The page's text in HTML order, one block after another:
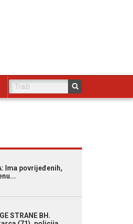
Ima povrijeđenih,
STRANE BH.